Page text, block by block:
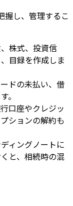
握し、管理するこ
株式、投資信
目録を作成しま
ドの未払い、借
。
口座やクレジッ
ションの解約も
ィングノートに
と、相続時の混